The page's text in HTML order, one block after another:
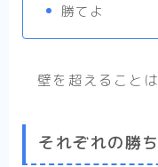
勝てよ
壁を超えることは
それぞれの勝